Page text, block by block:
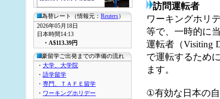
為替レート（情報元： Reuters）
2026年05月18日
日本時間14:13
・ A$113.39円
豪留学ご出発までの準備の流れ
・ 大学、大学院
・ 語学留学
・ 専門、ＴＡＦＥ留学
・ ワーキングホリデー
訪問運転者
ワーキングホリ
等で、一時的に
運転者（Visiting
で運転するため
ます。
①有効な日本の